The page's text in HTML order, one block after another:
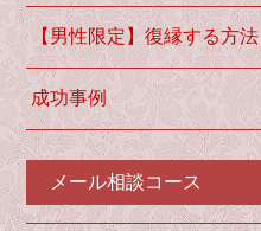
【男性限定】復縁する方法
成功事例
メール相談コース